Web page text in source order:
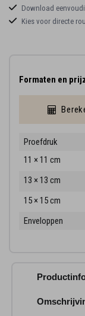
Download
Kies voor directe
Formaten en
Proefdruk
11 × 11 cm
13 × 13 cm
15 × 15 cm
Enveloppen